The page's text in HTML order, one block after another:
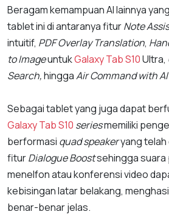
Beragam kemampuan AI lainnya
tablet ini di antaranya fiturNote
intuitif, PDF Overlay Translation,
to ImageuntukGalaxy Tab S10Ultra,
Search,hinggaAir Command with AI
Sebagai tablet yang juga dapat
Galaxy Tab S10 seriesmemiliki
berformasi quad speakeryang telah
fiturDialogue Boostsehingga
menelfon atau konferensi video
kebisingan latar belakang,
benar-benar jelas.